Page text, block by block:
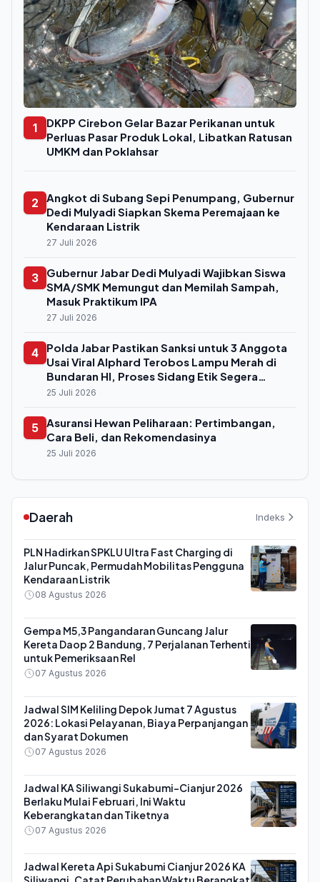
1
DKPP Cirebon Gelar Bazar Perikanan untuk
Perluas Pasar Produk Lokal, Libatkan Ratusan
UMKM dan Poklahsar
2
Angkot di Subang Sepi Penumpang, Gubernur
Dedi Mulyadi Siapkan Skema Peremajaan ke
Kendaraan Listrik
27 Juli 2026
3
Gubernur Jabar Dedi Mulyadi Wajibkan Siswa
SMA/SMK Memungut dan Memilah Sampah,
Masuk Praktikum IPA
27 Juli 2026
4
Polda Jabar Pastikan Sanksi untuk 3 Anggota
Usai Viral Alphard Terobos Lampu Merah di
Bundaran HI, Proses Sidang Etik Segera
Digelar
25 Juli 2026
5 Asuransi Hewan Peliharaan: Pertimbangan,
Cara Beli, dan Rekomendasinya
25 Juli 2026
Daerah Indeks
PLN Hadirkan SPKLU Ultra Fast Charging di
Jalur Puncak, Permudah Mobilitas Pengguna
Kendaraan Listrik
08 Agustus 2026
Gempa M5,3 Pangandaran Guncang Jalur
Kereta Daop 2 Bandung, 7 Perjalanan Terhenti
untuk Pemeriksaan Rel
07 Agustus 2026
Jadwal SIM Keliling Depok Jumat 7 Agustus
2026: Lokasi Pelayanan, Biaya Perpanjangan
dan Syarat Dokumen
07 Agustus 2026
Jadwal KA Siliwangi Sukabumi-Cianjur 2026
Berlaku Mulai Februari, Ini Waktu
Keberangkatan dan Tiketnya
07 Agustus 2026
Jadwal Kereta Api Sukabumi Cianjur 2026 KA